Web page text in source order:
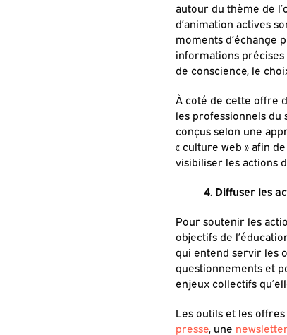
autour du thème de
d’animation actives
moments d’échange
informations
de conscience, le
À coté de cette offre
les professionnels du
conçus selon une
« culture web » afin
visibiliser les actions
4. Diffuser les
Pour soutenir les
objectifs de
qui entend servir les
questionnements et
enjeux collectifs
Les outils et les
presse, une